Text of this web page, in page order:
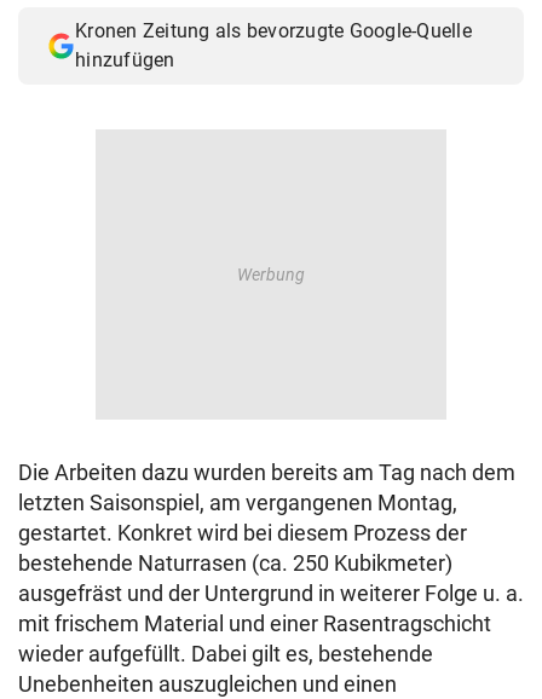
Kronen Zeitung als bevorzugte Google-Quelle
hinzufügen
Die Arbeiten dazu wurden bereits am Tag nach dem
letzten Saisonspiel, am vergangenen Montag,
gestartet. Konkret wird bei diesem Prozess der
bestehende Naturrasen (ca. 250 Kubikmeter)
ausgefräst und der Untergrund in weiterer Folge u. a.
mit frischem Material und einer Rasentragschicht
wieder aufgefüllt. Dabei gilt es, bestehende
Unebenheiten auszugleichen und einen